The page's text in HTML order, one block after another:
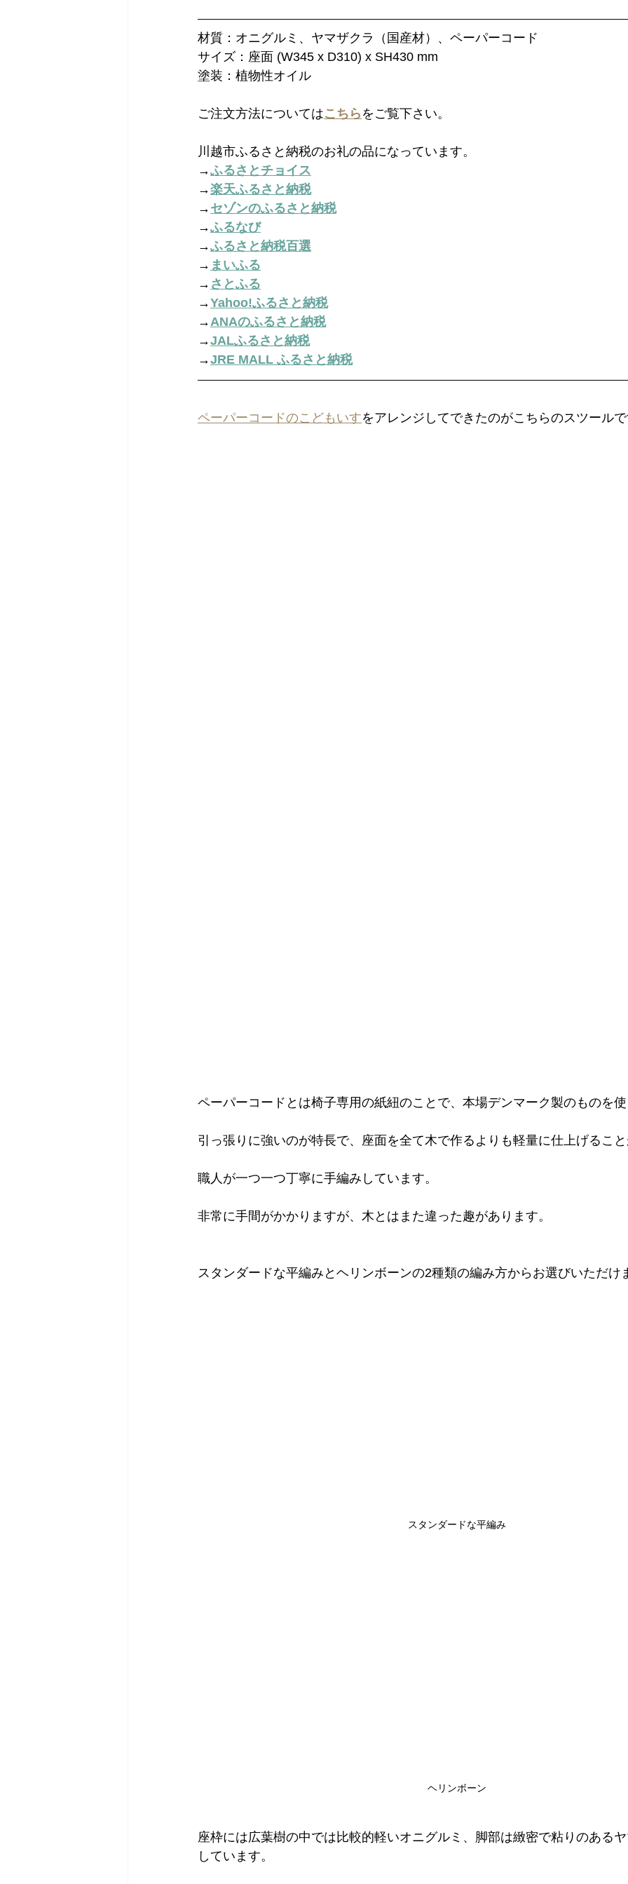
材質：オニグルミ、ヤマザクラ（国産材）、ペーパーコード
サイズ：座面 (W345 x D310) x SH430 mm
塗装：植物性オイル
ご注文方法についてはこちら をご覧下さい。
川越市ふるさと納税のお礼の品になっています。
→ふるさとチョイス
→楽天ふるさと納税
→ セゾンのふるさと納税
→ふるなび
→ふるさと納税百選
→ まいふる
→ さとふる
→Yahoo!ふるさと納税
→ANAのふるさと納税
→JALふるさと納税
→JRE MALL ふるさと納税
ペーパーコードのこどもいすをアレンジしてできたのがこちらのスツール
ペーパーコードとは椅子専用の紙紐のことで、本場デンマーク製のものを
引っ張りに強いのが特長で、座面を全て木で作るよりも軽量に仕上げるこ
職人が一つ一つ丁寧に手編みしています。
非常に手間がかかりますが、木とはまた違った趣があります。
スタンダードな平編みとヘリンボーンの2種類の編み方からお選びいただけ
スタンダードな平編み
ヘリンボーン
座枠には広葉樹の中では比較的軽いオニグルミ、脚部は緻密で粘りのある
しています。